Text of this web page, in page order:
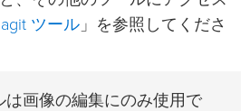
ツール 」を参照してくださ
は画像の編集にのみ使用で